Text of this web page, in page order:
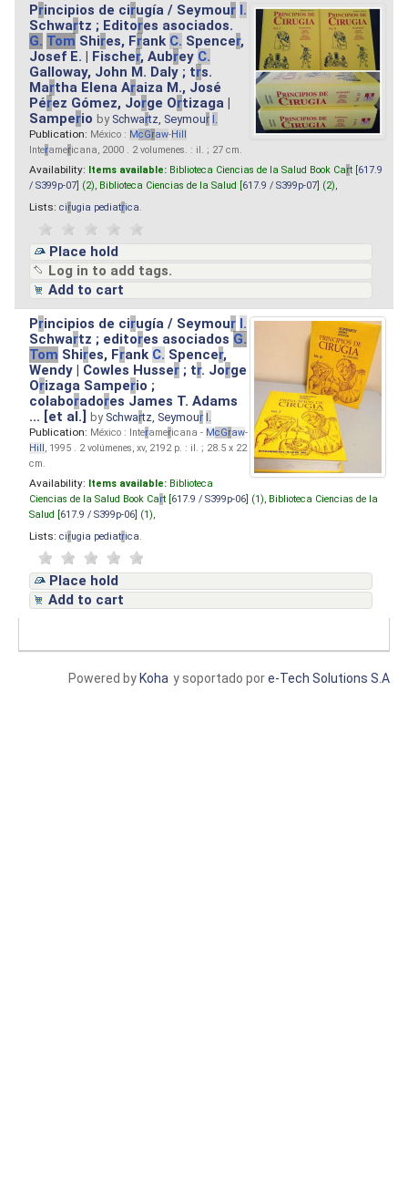
Principios de cirugía / Seymour I.
Schwartz ; Editores asociados.
G. Tom Shires, Frank C. Spencer,
Josef E. | Fischer, Aubrey C.
Galloway, John M. Daly ; trs.
Martha Elena Araiza M., José
Pérez Gómez, Jorge Ortizaga |
Samperio by Schwartz, Seymour I.
Publication: México : McGraw-Hill
Interamericana, 2000 . 2 volumenes. : il. ; 27 cm.
Availability: Items available: Biblioteca Ciencias de la Salud Book Cart [ 617.9
/ S399p-07 ] (2), Biblioteca Ciencias de la Salud [ 617.9 / S399p-07 ] (2),
Lists: cirugia pediatrica
Place hold
Log in to add tags.
Add to cart
Principios de cirugía / Seymour I.
Schwartz ; editores asociados G.
Tom Shires, Frank C. Spencer,
Wendy | Cowles Husser ; tr. Jorge
Orizaga Samperio ;
colaboradores James T. Adams
... [et al.]by Schwartz, Seymour I.
Publication: México : Interamericana - McGraw-
Hill, 1995 . 2 volúmenes, xv, 2192 p. : il. ; 28.5 x 22
cm.
Availability: Items available: Biblioteca
Ciencias de la Salud Book Cart [ 617.9 / S399p-06 ] (1), Biblioteca Ciencias de la
Salud [ 617.9 / S399p-06 ] (1),
Lists: cirugia pediatrica
Place hold
Add to cart
y soportado pore-Tech Solutions S.A
Powered by Koha